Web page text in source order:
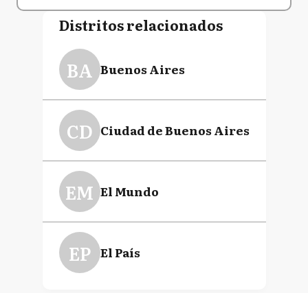
Distritos relacionados
BA Buenos Aires
CD Ciudad de Buenos Aires
EM El Mundo
EP El País